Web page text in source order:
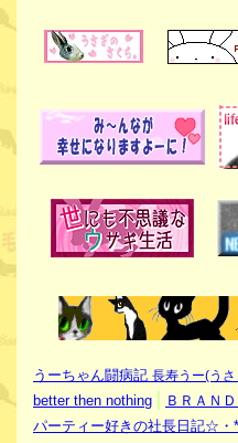
うーちゃん闘病記 長寿うー(う
better then nothing | ＢＲＡＮ
パーティー好きの社長日記☆